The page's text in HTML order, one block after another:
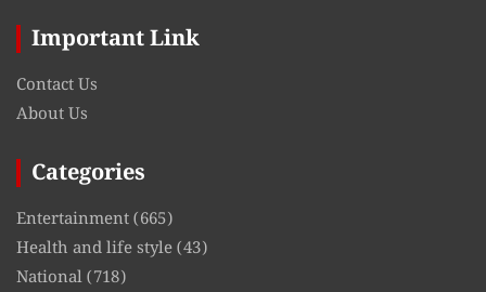
Important Link
Contact Us
About Us
Categories
Entertainment(665)
Health and life style(43)
National(718)